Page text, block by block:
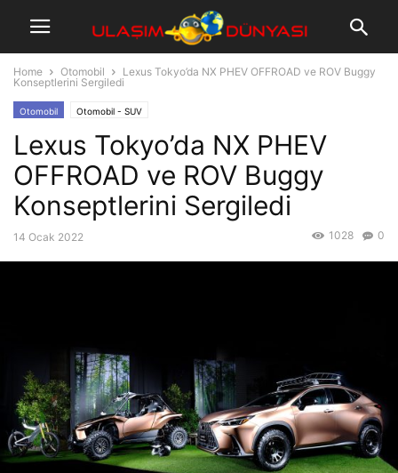
Home Otomobil
Lexus Tokyo’da NX PHEV OFFROAD ve ROV Buggy
Konseptlerini Sergiledi
Otomobil Otomobil - SUV
Lexus Tokyo’da NX PHEV
OFFROAD ve ROV Buggy
Konseptlerini Sergiledi
14 Ocak 2022 0
1028